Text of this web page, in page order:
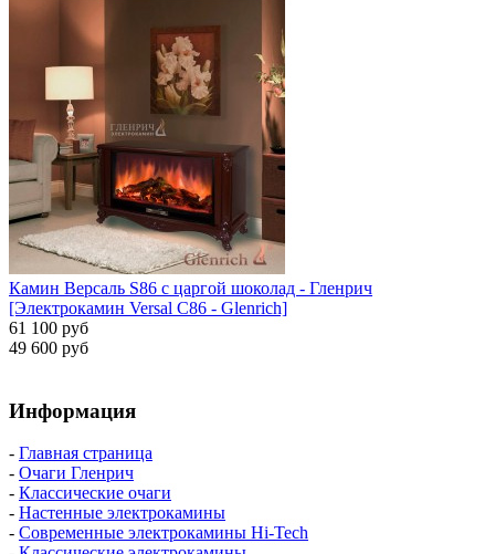
Камин Версаль S86 с царгой шоколад - Гленрич
[Электрокамин Versal С86 - Glenrich]
61 100 руб
49 600 руб
Информация
- Главная страница
- Очаги Гленрич
- Классические очаги
- Настенные электрокамины
- Современные электрокамины Hi-Tech